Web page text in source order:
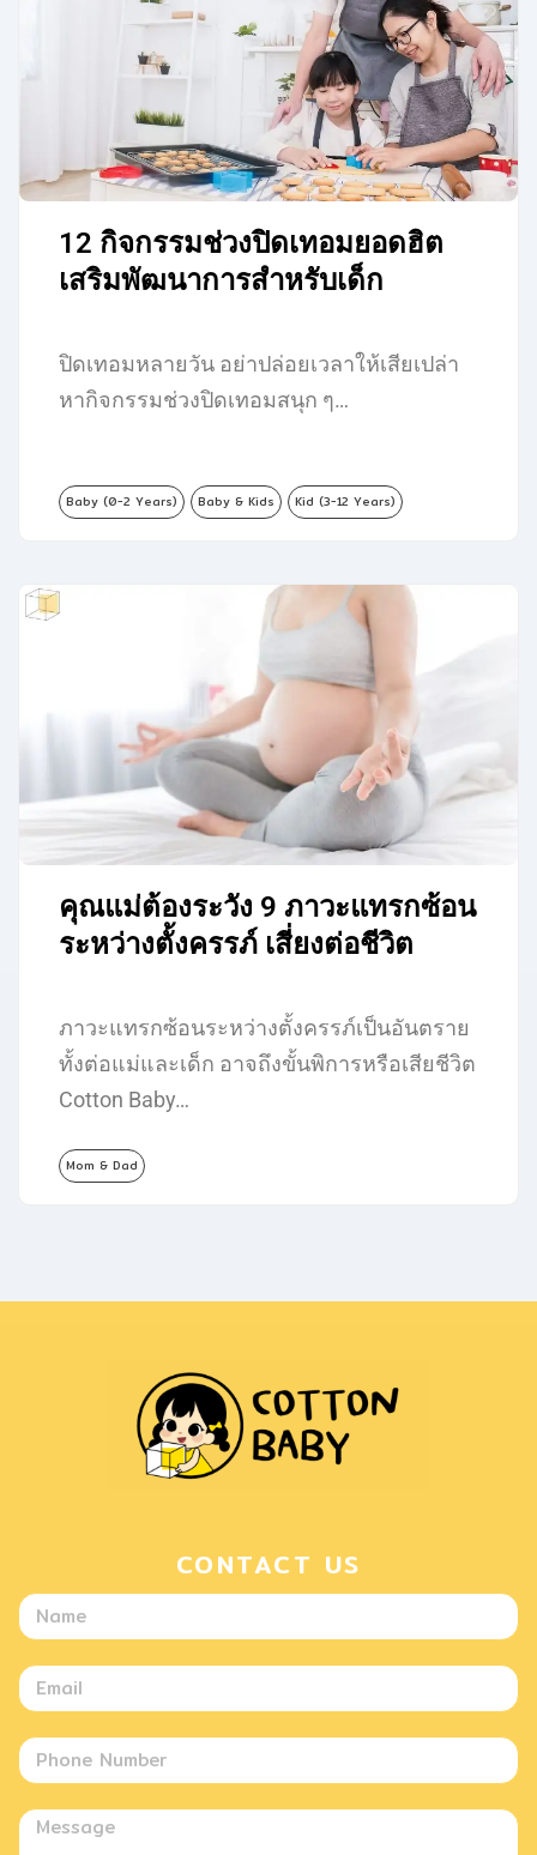
12 กิจกรรมช่วงปิดเทอมยอดฮิต
เสริมพัฒนาการสำหรับเด็ก
ปิดเทอมหลายวัน อย่าปล่อยเวลาให้เสียเปล่า
หากิจกรรมช่วงปิดเทอมสนุก ๆ…
Baby (0-2 Years) Baby & Kids Kid (3-12 Years)
คุณแม่ต้องระวัง 9 ภาวะแทรกซ้อน
ระหว่างตั้งครรภ์ เสี่ยงต่อชีวิต
ภาวะแทรกซ้อนระหว่างตั้งครรภ์เป็นอันตราย
ทั้งต่อแม่และเด็ก อาจถึงขั้นพิการหรือเสียชีวิต
Cotton Baby…
Mom & Dad
CONTACT US